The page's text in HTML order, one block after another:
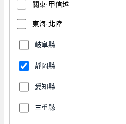
關東·甲信越
東海·北陸
岐阜縣
靜岡縣
愛知縣
三重縣